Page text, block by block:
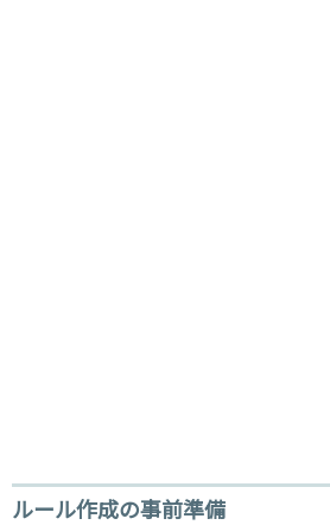
ルール作成の事前準備